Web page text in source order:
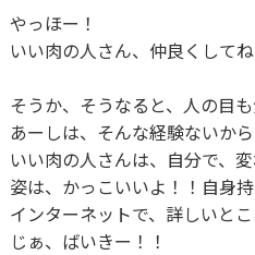
やっほー！
いい肉の人さん、仲良くしてね
そうか、そうなると、人の目
あーしは、そんな経験ないか
いい肉の人さんは、自分で、
姿は、かっこいいよ！！自身持
インターネットで、詳しいと
じぁ、ばいきー！！